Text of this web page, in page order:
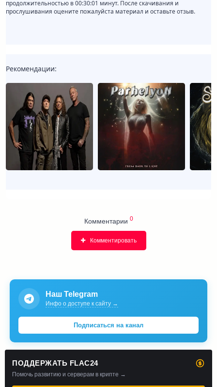
продолжительностью в 00:30:01 минут. После скачивания и
прослушивания оцените пожалуйста материал и оставьте отзыв.
Рекомендации:
Комментарии 0
Комментировать
Наш Telegram
Инфо о доступе к сайту →
Подписаться на канал
ПОДДЕРЖАТЬ FLAC24
Помочь развитию и серверам в крипте →